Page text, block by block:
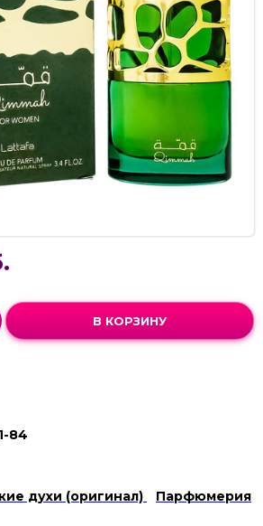
В КОРЗИНУ
84
духи (оригинал)
Парфюмерия